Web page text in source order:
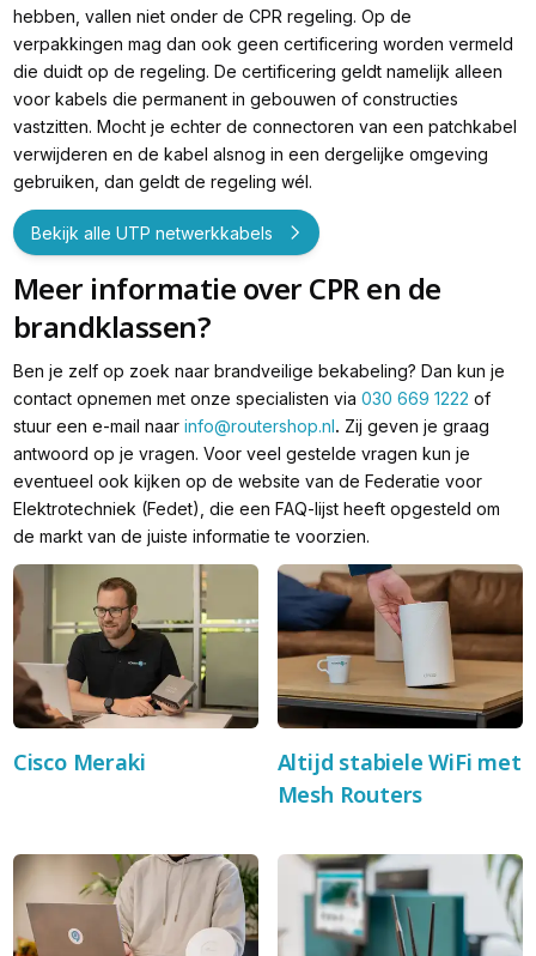
hebben, vallen niet onder de CPR regeling. Op de
verpakkingen mag dan ook geen certificering worden vermeld
die duidt op de regeling. De certificering geldt namelijk alleen
voor kabels die permanent in gebouwen of constructies
vastzitten. Mocht je echter de connectoren van een patchkabel
verwijderen en de kabel alsnog in een dergelijke omgeving
gebruiken, dan geldt de regeling wél.
Bekijk alle UTP netwerkkabels
Meer informatie over CPR en de
brandklassen?
Ben je zelf op zoek naar brandveilige bekabeling? Dan kun je
contact opnemen met onze specialisten via 030 669 1222 of
stuur een e-mail naar info@routershop.nl. Zij geven je graag
antwoord op je vragen. Voor veel gestelde vragen kun je
eventueel ook kijken op de website van de Federatie voor
Elektrotechniek (Fedet), die een FAQ-lijst heeft opgesteld om
de markt van de juiste informatie te voorzien.
Cisco Meraki
Altijd stabiele WiFi met
Mesh Routers